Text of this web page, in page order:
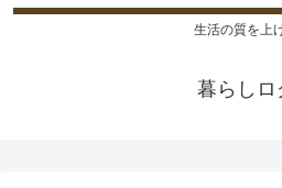
生活の質を上
暮らしロ